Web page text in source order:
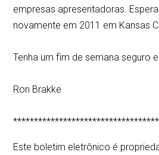
empresas apresentadoras.
novamente em 2011 em Kansas
Tenha um fim de semana seguro
Ron Brakke
Este boletim eletrônico é